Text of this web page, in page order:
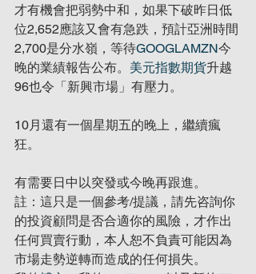
才有機會把弱勢中和，如果下破昨日低
位2,652應該又會有急跌，預計亞洲時間
2,700是分水嶺，等待GOOGLAMZN今
晚的業績報告公布。 美元指數期貨升越
96也令「新興市場」有壓力。
10月還有一個星期五的晚上，繼續瘋
狂。
有需要日中以突發或今晚再跟進。
註：這只是一個參考/提議，請先咨詢你
的投資顧問是否合適你的風險，才作出
任何買賣行動，本人恕不負責可能因為
市場走勢逆轉而造成的任何損失。